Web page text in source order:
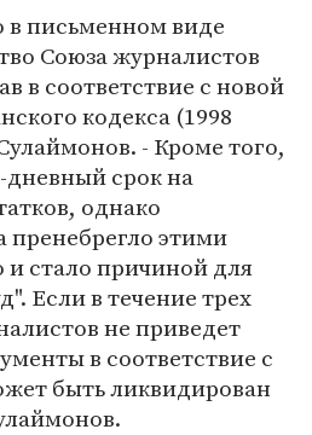
письменном виде
Союза журналистов
в соответствие с новой
кодекса (1998
- Кроме того,
дневный срок на
однако
пренебрегло этими
и стало причиной для
Если в течение трех
не приведет
в соответствие с
быть ликвидирован